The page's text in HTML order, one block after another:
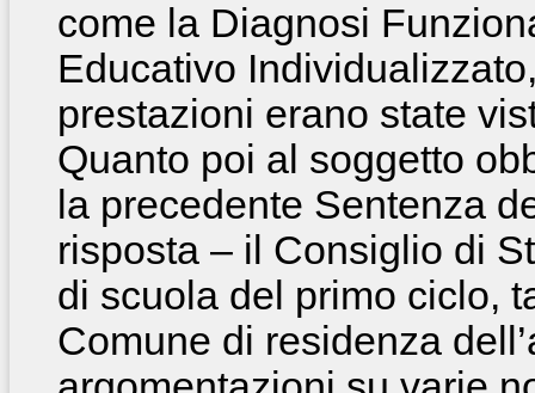
come la Diagnosi
Educativo
prestazioni erano state
Quanto poi al soggetto
la precedente Sentenza
risposta – il Consiglio di
di scuola del primo ciclo,
Comune di residenza